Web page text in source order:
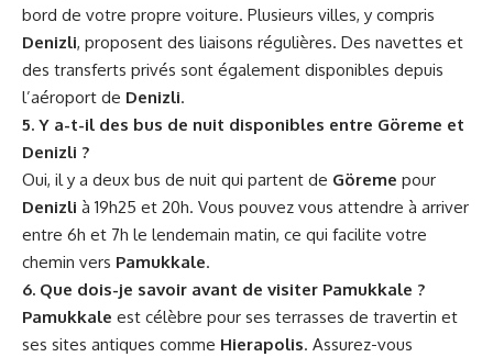
bord de votre propre voiture. Plusieurs villes, y compris
Denizli, proposent des liaisons régulières. Des navettes et
des transferts privés sont également disponibles depuis
l’aéroport de Denizli.
5. Y a-t-il des bus de nuit disponibles entre Göreme et
Denizli ?
Oui, il y a deux bus de nuit qui partent de Göreme pour
Denizli à 19h25 et 20h. Vous pouvez vous attendre à arriver
entre 6h et 7h le lendemain matin, ce qui facilite votre
chemin vers Pamukkale.
6. Que dois-je savoir avant de visiter Pamukkale ?
Pamukkale est célèbre pour ses terrasses de travertin et
ses sites antiques comme Hierapolis. Assurez-vous